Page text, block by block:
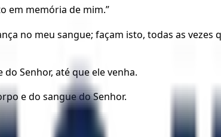
em memória de mim.”
no meu sangue; façam isto, todas as
Senhor, até que ele venha.
e do sangue do Senhor.